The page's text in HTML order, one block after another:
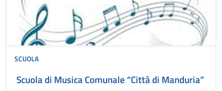
SCUOLA
Scuola di Musica Comunale “Città di Manduria”